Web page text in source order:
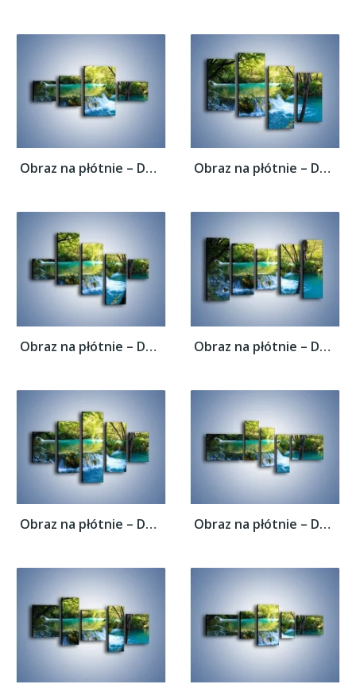
Obraz na płótnie – Delikatny wodny spływ –... Obraz na płótnie – Delikatny wodny spływ –...
Obraz na płótnie – Delikatny wodny spływ –... Obraz na płótnie – Delikatny wodny spływ –...
Obraz na płótnie – Delikatny wodny spływ –... Obraz na płótnie – Delikatny wodny spływ –...